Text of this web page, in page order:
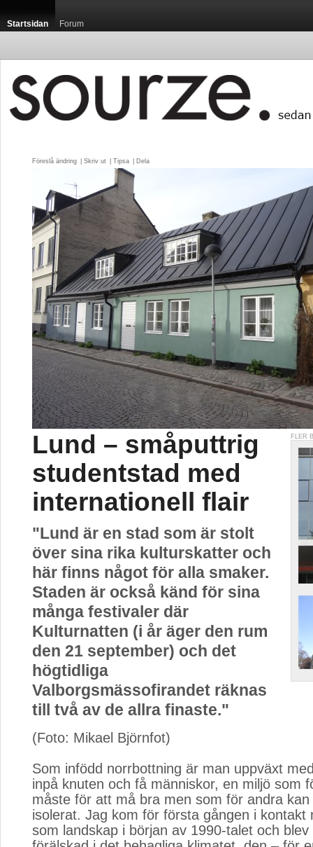
Startsidan Forum
Föreslå ändring Skriv ut Tipsa Dela
FLER
Lund – småputtrig
studentstad med
internationell flair
"Lund är en stad som är stolt
över sina rika kulturskatter och
här finns något för alla smaker.
Staden är också känd för sina
många festivaler där
Kulturnatten (i år äger den rum
den 21 september) och det
högtidliga
Valborgsmässofirandet räknas
till två av de allra finaste."
(Foto: Mikael Björnfot)
Som infödd norrbottning är man uppväxt
inpå knuten och få människor, en miljö som
måste för att må bra men som för andra kan
isolerat. Jag kom för första gången i kontakt
som landskap i början av 1990-talet och